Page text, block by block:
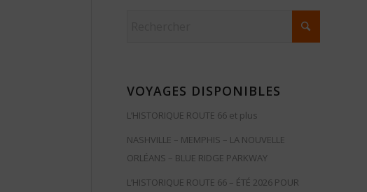
VOYAGES DISPONIBLES
L’HISTORIQUE ROUTE 66 et plus
NASHVILLE – MEMPHIS – LA NOUVELLE
ORLÉANS – BLUE RIDGE PARKWAY
L’HISTORIQUE ROUTE 66 – ÉTÉ 2026 POUR